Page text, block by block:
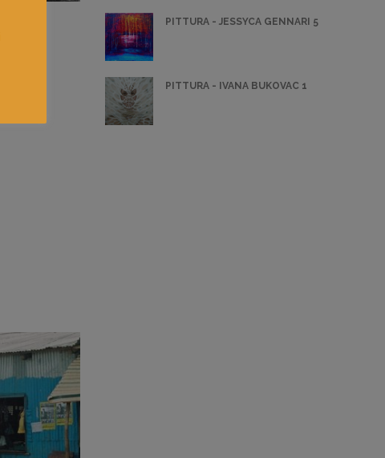
PITTURA - JESSYCA GENNARI 5
PITTURA - IVANA BUKOVAC 1